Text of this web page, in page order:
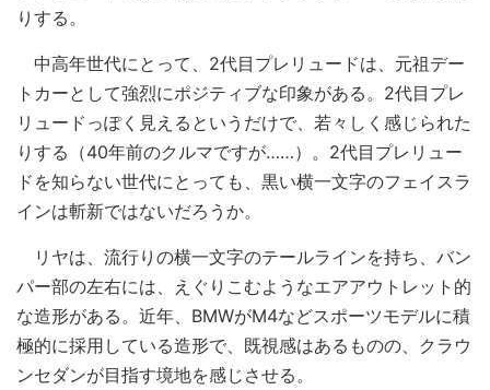
りする。
中高年世代にとって、2代目プレリュードは、元祖デー
トカーとして強烈にポジティブな印象がある。2代目プレ
リュードっぽく見えるというだけで、若々しく感じられた
りする（40年前のクルマですが……）。2代目プレリュー
ドを知らない世代にとっても、黒い横一文字のフェイスラ
インは斬新ではないだろうか。
リヤは、流行りの横一文字のテールラインを持ち、バン
パー部の左右には、えぐりこむようなエアアウトレット的
な造形がある。近年、BMWがM4などスポーツモデルに積
極的に採用している造形で、既視感はあるものの、クラウ
ンセダンが目指す境地を感じさせる。